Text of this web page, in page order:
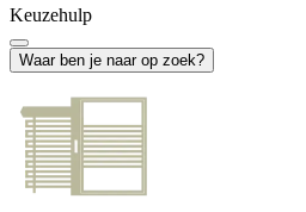
Keuzehulp
Waar ben je naar op zoek?